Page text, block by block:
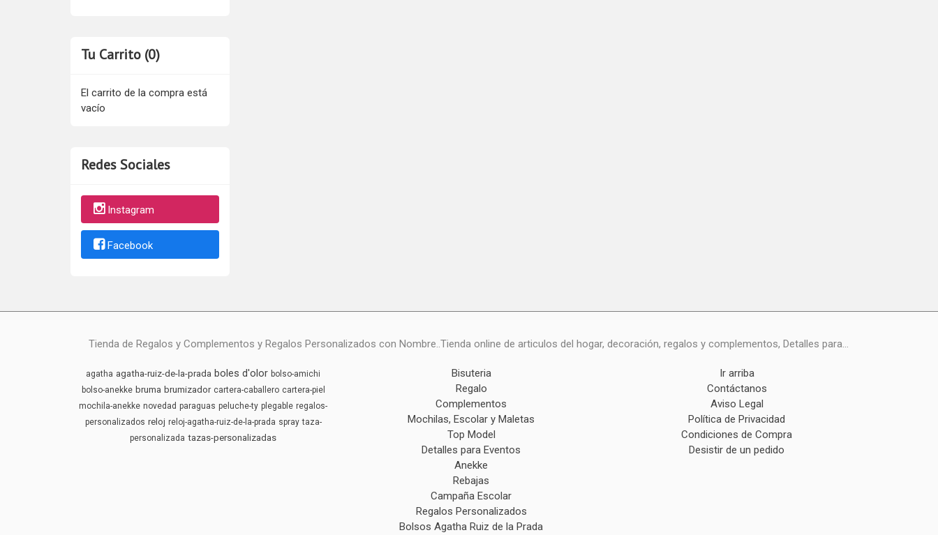
Tu Carrito (0)
El carrito de la compra está
vacío
Redes Sociales
Instagram
Facebook
Tienda de Regalos y Complementos y Regalos Personalizados con Nombre..Tienda online de articulos del hogar, decoración, regalos y complementos, Detalles para...
agatha agatha-ruiz-de-la-prada boles d'olor bolso-amichi
bolso-anekke bruma brumizador cartera-caballero cartera-piel
mochila-anekke novedad paraguas peluche-ty plegable regalos-
personalizados reloj reloj-agatha-ruiz-de-la-prada spray taza-
personalizada tazas-personalizadas
Bisuteria
Regalo
Complementos
Mochilas, Escolar y Maletas
Top Model
Detalles para Eventos
Anekke
Rebajas
Campaña Escolar
Regalos Personalizados
Bolsos Agatha Ruiz de la Prada
Ir arriba
Contáctanos
Aviso Legal
Política de Privacidad
Condiciones de Compra
Desistir de un pedido